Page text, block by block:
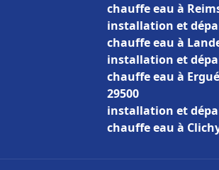
chauffe eau à
installation et
chauffe eau à
installation et
chauffe eau à
29500
installation et
chauffe eau à